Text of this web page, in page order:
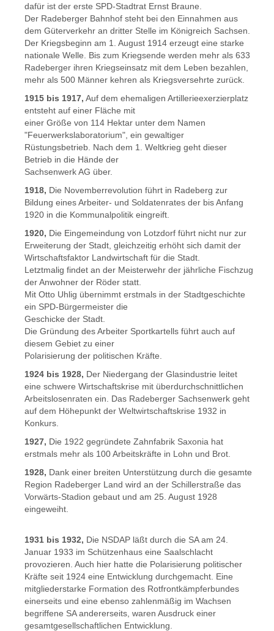
dafür ist der erste SPD-Stadtrat Ernst Braune.
Der Radeberger Bahnhof steht bei den Einnahmen aus
dem Güterverkehr an dritter Stelle im Königreich Sachsen.
Der Kriegsbeginn am 1. August 1914 erzeugt eine starke
nationale Welle. Bis zum Kriegsende werden mehr als 633
Radeberger ihren Kriegseinsatz mit dem Leben bezahlen,
mehr als 500 Männer kehren als Kriegsversehrte zurück.
1915 bis 1917, Auf dem ehemaligen Artillerieexerzierplatz
entsteht auf einer Fläche mit
einer Größe von 114 Hektar unter dem Namen
"Feuerwerkslaboratorium", ein gewaltiger
Rüstungsbetrieb. Nach dem 1. Weltkrieg geht dieser
Betrieb in die Hände der
Sachsenwerk AG über.
1918, Die Novemberrevolution führt in Radeberg zur
Bildung eines Arbeiter- und Soldatenrates der bis Anfang
1920 in die Kommunalpolitik eingreift.
1920, Die Eingemeindung von Lotzdorf führt nicht nur zur
Erweiterung der Stadt, gleichzeitig erhöht sich damit der
Wirtschaftsfaktor Landwirtschaft für die Stadt.
Letztmalig findet an der Meisterwehr der jährliche Fischzug
der Anwohner der Röder statt.
Mit Otto Uhlig übernimmt erstmals in der Stadtgeschichte
ein SPD-Bürgermeister die
Geschicke der Stadt.
Die Gründung des Arbeiter Sportkartells führt auch auf
diesem Gebiet zu einer
Polarisierung der politischen Kräfte.
1924 bis 1928, Der Niedergang der Glasindustrie leitet
eine schwere Wirtschaftskrise mit überdurchschnittlichen
Arbeitslosenraten ein. Das Radeberger Sachsenwerk geht
auf dem Höhepunkt der Weltwirtschaftskrise 1932 in
Konkurs.
1927, Die 1922 gegründete Zahnfabrik Saxonia hat
erstmals mehr als 100 Arbeitskräfte in Lohn und Brot.
1928, Dank einer breiten Unterstützung durch die gesamte
Region Radeberger Land wird an der Schillerstraße das
Vorwärts-Stadion gebaut und am 25. August 1928
eingeweiht.
1931 bis 1932, Die NSDAP läßt durch die SA am 24.
Januar 1933 im Schützenhaus eine Saalschlacht
provozieren. Auch hier hatte die Polarisierung politischer
Kräfte seit 1924 eine Entwicklung durchgemacht. Eine
mitgliederstarke Formation des Rotfrontkämpferbundes
einerseits und eine ebenso zahlenmäßig im Wachsen
begriffene SA andererseits, waren Ausdruck einer
gesamtgesellschaftlichen Entwicklung.